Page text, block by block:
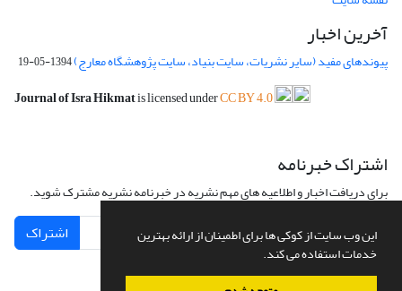
این وب سایت از کوکی ها برای اطمینان از ارائه بهترین
خدمات استفاده می کند.
آخرین اخبار
پیوندهای مفید (سایر نشریات، سایت بنیاد، سایت پژوهشگاه معارج)1394-05-19
Journal of Isra Hikmatis licensed underCC BY 4.0
اشتراک خبرنامه
برای دریافت اخبار و اطلاعیه های مهم نشریه در خبرنامه نشریه مشترک شوید.
اشتراک